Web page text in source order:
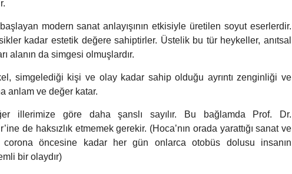
modern sanat anlayışının etkisiyle üretilen soyut eserlerdir.
kadar estetik değere sahiptirler. Üstelik bu tür heykeller, anıtsal
alanın da simgesi olmuşlardır.
simgelediği kişi ve olay kadar sahip olduğu ayrıntı zenginliği ve
anlam ve değer katar.
illerimize göre daha şanslı sayılır. Bu bağlamda Prof. Dr.
de haksızlık etmemek gerekir. (Hoca’nın orada yarattığı sanat ve
corona öncesine kadar her gün onlarca otobüs dolusu insanın
bir olaydır)